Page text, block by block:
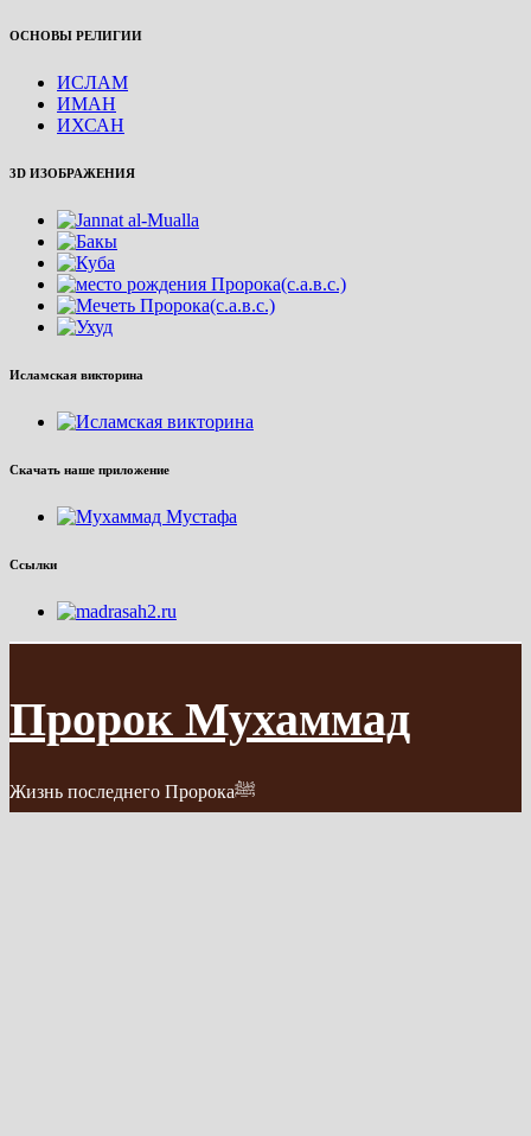
ОСНОВЫ РЕЛИГИИ
ИСЛАМ
ИМАН
ИХСАН
3D ИЗОБРАЖЕНИЯ
Исламская викторина
Скачать наше приложение
Ссылки
Пророк Мухаммад
Жизнь последнего Пророкаﷺ